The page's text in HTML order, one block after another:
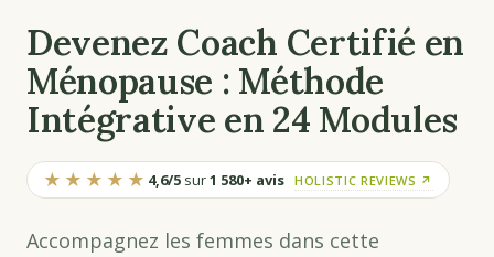
Devenez Coach Certifié en
Ménopause : Méthode
Intégrative en 24 Modules
★★★★★ 4,6/5 sur1 580+ avis HOLISTIC REVIEWS ↗
Accompagnez les femmes dans cette